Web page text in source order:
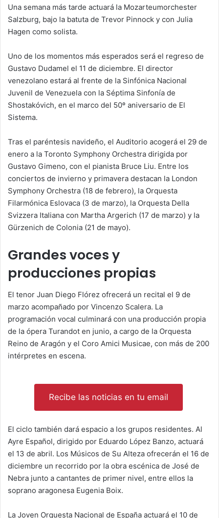
Una semana más tarde actuará la Mozarteumorchester
Salzburg, bajo la batuta de Trevor Pinnock y con Julia
Hagen como solista.
Uno de los momentos más esperados será el regreso de
Gustavo Dudamel el 11 de diciembre. El director
venezolano estará al frente de la Sinfónica Nacional
Juvenil de Venezuela con la Séptima Sinfonía de
Shostakóvich, en el marco del 50º aniversario de El
Sistema.
Tras el paréntesis navideño, el Auditorio acogerá el 29 de
enero a la Toronto Symphony Orchestra dirigida por
Gustavo Gimeno, con el pianista Bruce Liu. Entre los
conciertos de invierno y primavera destacan la London
Symphony Orchestra (18 de febrero), la Orquesta
Filarmónica Eslovaca (3 de marzo), la Orquesta Della
Svizzera Italiana con Martha Argerich (17 de marzo) y la
Gürzenich de Colonia (21 de mayo).
Grandes voces y
producciones propias
El tenor Juan Diego Flórez ofrecerá un recital el 9 de
marzo acompañado por Vincenzo Scalera. La
programación vocal culminará con una producción propia
de la ópera Turandot en junio, a cargo de la Orquesta
Reino de Aragón y el Coro Amici Musicae, con más de 200
intérpretes en escena.
Recibe las noticias en tu email
El ciclo también dará espacio a los grupos residentes. Al
Ayre Español, dirigido por Eduardo López Banzo, actuará
el 13 de abril. Los Músicos de Su Alteza ofrecerán el 16 de
diciembre un recorrido por la obra escénica de José de
Nebra junto a cantantes de primer nivel, entre ellos la
soprano aragonesa Eugenia Boix.
La Joven Orquesta Nacional de España actuará el 10 de